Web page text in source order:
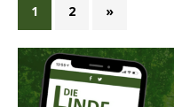
1 2 »